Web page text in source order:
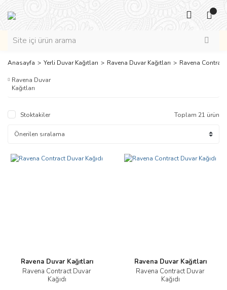
Anasayfa Yerli Duvar Kağıtları Ravena Duvar Kağıtları Ravena Contract
Ravena Duvar
Kağıtları
Stoktakiler Toplam 21 ürün
Ravena Duvar Kağıtları
Ravena Contract Duvar
Kağıdı
Ravena Duvar Kağıtları
Ravena Contract Duvar
Kağıdı